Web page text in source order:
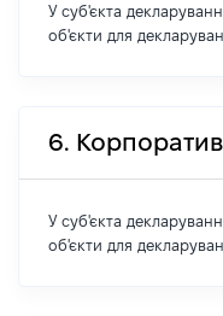
У суб'єкта
об'єкти для
6.
У суб'єкта
об'єкти для